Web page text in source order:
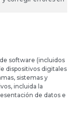
software (incluidos
dispositivos digitales
sistemas y
incluida la
de datos e